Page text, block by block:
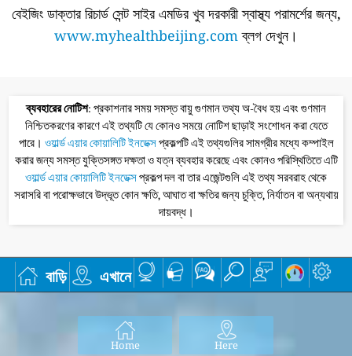
বেইজিং ডাক্তার রিচার্ড সেন্ট সাইর এমডির খুব দরকারী স্বাস্থ্য পরামর্শের জন্য,
www.myhealthbeijing.comব্লগ দেখুন।
ব্যবহারের নোটিশ: প্রকাশনার সময় সমস্ত বায়ু গুণমান তথ্য অ-বৈধ হয় এবং গুণমান
নিশ্চিতকরণের কারণে এই তথ্যটি যে কোনও সময়ে নোটিশ ছাড়াই সংশোধন করা যেতে
পারে। ওয়ার্ল্ড এয়ার কোয়ালিটি ইনডেক্সপ্রকল্পটি এই তথ্যগুলির সামগ্রীর মধ্যে কম্পাইল
করার জন্য সমস্ত যুক্তিসঙ্গত দক্ষতা ও যত্ন ব্যবহার করেছে এবং কোনও পরিস্থিতিতে এটি
ওয়ার্ল্ড এয়ার কোয়ালিটি ইনডেক্সপ্রকল্প দল বা তার এজেন্টগুলি এই তথ্য সরবরাহ থেকে
সরাসরি বা পরোক্ষভাবে উদ্ভূত কোন ক্ষতি, আঘাত বা ক্ষতির জন্য চুক্তি, নির্যাতন বা অন্যথায়
দায়বদ্ধ।
বাড়ি এখানে
Home Here